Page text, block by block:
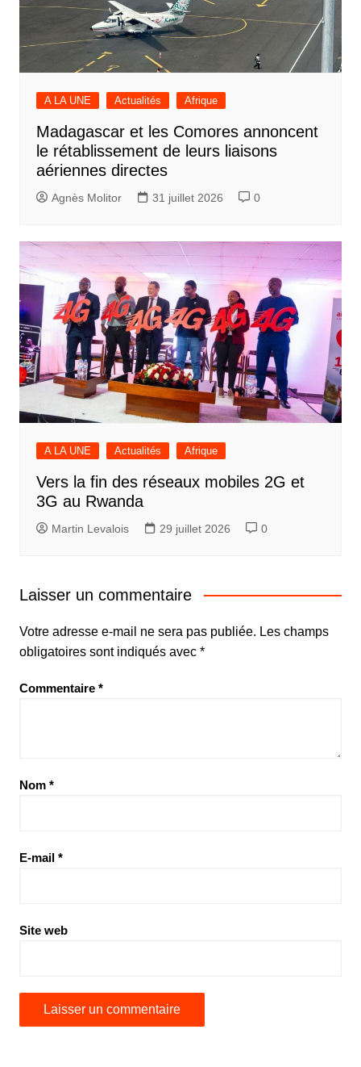
A LA UNE Actualités Afrique
Madagascar et les Comores annoncent
le rétablissement de leurs liaisons
aériennes directes
Agnès Molitor 31 juillet 2026 0
A LA UNE Actualités Afrique
Vers la fin des réseaux mobiles 2G et
3G au Rwanda
Martin Levalois 29 juillet 2026 0
Laisser un commentaire
Votre adresse e-mail ne sera pas publiée. Les champs
obligatoires sont indiqués avec *
Commentaire *
Nom *
E-mail *
Site web